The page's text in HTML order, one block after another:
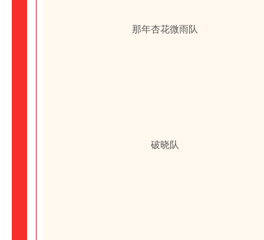
那年杏花微雨队
破晓队